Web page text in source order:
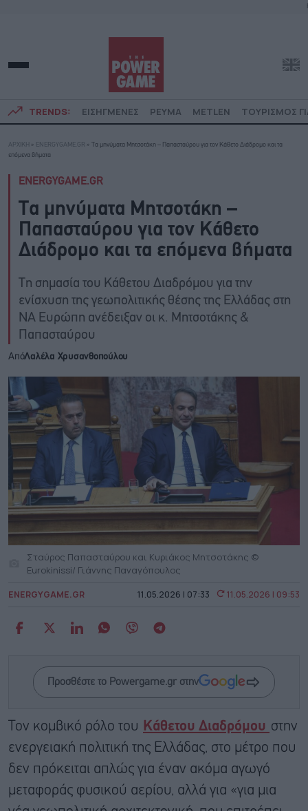
TRENDS: ΕΙΣΗΓΜΕΝΕΣ ΡΕΥΜΑ METLEN ΤΟΥΡΙΣΜΟΣ
ΑΡΧΙΚΗ » ENERGYGAME.GR »
Τα μηνύματα Μητσοτάκη – Παπασταύρου για τον Κάθετο Διάδρομο και τα
επόμενα βήματα
ENERGYGAME.GR
Τα μηνύματα Μητσοτάκη –
Παπασταύρου για τον Κάθετο
Διάδρομο και τα επόμενα βήματα
Τη σημασία του Κάθετου Διαδρόμου για την
ενίσχυση της γεωπολιτικής θέσης της Ελλάδας στη
ΝΑ Ευρώπη ανέδειξαν οι κ. Μητσοτάκης &
Παπασταύρου
ΑπόΛαλέλα Χρυσανθοπούλου
Σταύρος Παπασταύρου και Κυριάκος Μητσοτάκης ©
Eurokinissi/ Γιάννης Παναγόπουλος
ENERGYGAME.GR 11.05.2026 | 07:33 11.05.2026 | 09:53
Προσθέστε το Powergame.gr στην
Τον κομβικό ρόλο του Κάθετου Διαδρόμου στην
ενεργειακή πολιτική της Ελλάδας, στο μέτρο που
δεν πρόκειται απλώς για έναν ακόμα αγωγό
μεταφοράς φυσικού αερίου, αλλά για «για μια